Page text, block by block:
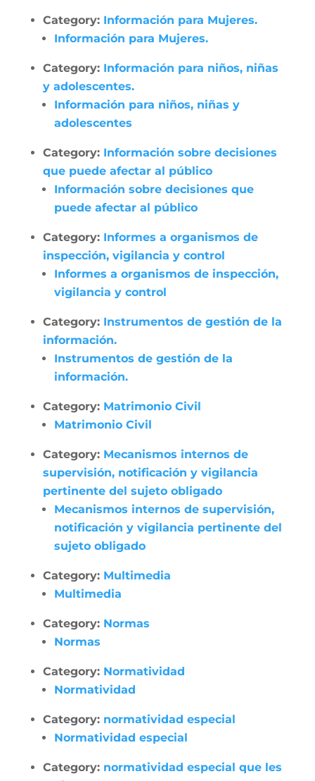
Category: Información para Mujeres.
Información para Mujeres.
Category: Información para niños, niñas
y adolescentes.
Información para niños, niñas y
adolescentes
Category: Información sobre decisiones
que puede afectar al público
Información sobre decisiones que
puede afectar al público
Category: Informes a organismos de
inspección, vigilancia y control
Informes a organismos de inspección,
vigilancia y control
Category: Instrumentos de gestión de la
información.
Instrumentos de gestión de la
información.
Category: Matrimonio Civil
Matrimonio Civil
Category: Mecanismos internos de
supervisión, notificación y vigilancia
pertinente del sujeto obligado
Mecanismos internos de supervisión,
notificación y vigilancia pertinente del
sujeto obligado
Category: Multimedia
Multimedia
Category: Normas
Normas
Category: Normatividad
Normatividad
Category: normatividad especial
Normatividad especial
Category: normatividad especial que les